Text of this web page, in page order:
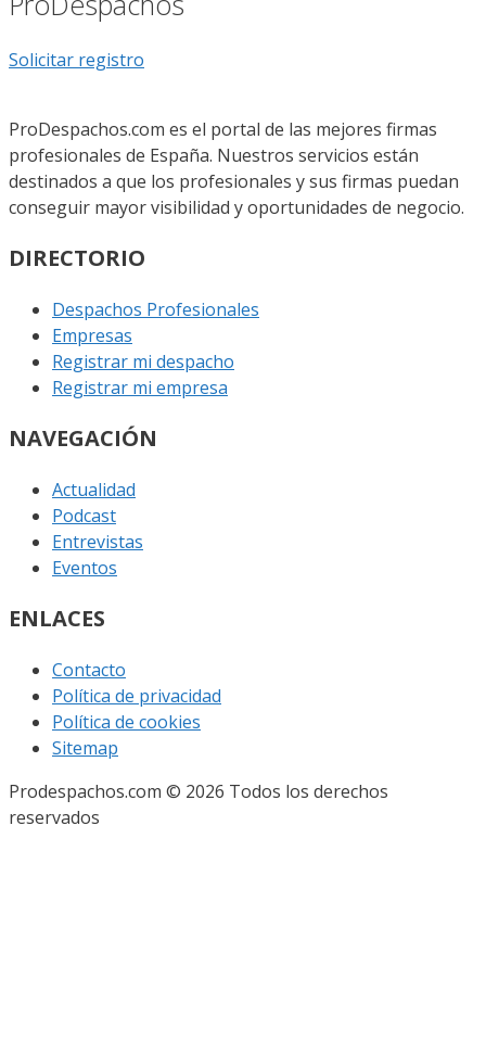
Solicitar registro
ProDespachos.com es el portal de las mejores firmas
profesionales de España. Nuestros servicios están
destinados a que los profesionales y sus firmas puedan
conseguir mayor visibilidad y oportunidades de negocio.
DIRECTORIO
Despachos Profesionales
Empresas
Registrar mi despacho
Registrar mi empresa
NAVEGACIÓN
Actualidad
Podcast
Entrevistas
Eventos
ENLACES
Contacto
Política de privacidad
Política de cookies
Sitemap
Prodespachos.com © 2026 Todos los derechos
reservados